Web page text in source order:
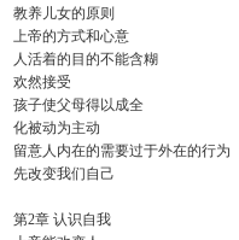
教养儿女的原则
上帝的方式和心意
人活着的目的不能含糊
欢然接受
孩子使父母得以成全
化被动为主动
留意人内在的需要过于外在的行为
先改变我们自己
第2章 认识自我